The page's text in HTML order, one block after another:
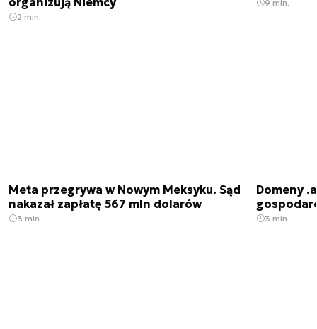
2 min.
9 min.
Meta przegrywa w Nowym Meksyku. Sąd
nakazał zapłatę 567 mln dolarów
3 min.
Domeny
3 min.